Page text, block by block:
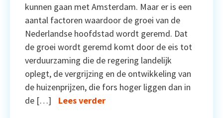
kunnen gaan met Amsterdam. Maar er is een
aantal factoren waardoor de groei van de
Nederlandse hoofdstad wordt geremd. Dat
de groei wordt geremd komt door de eis tot
verduurzaming die de regering landelijk
oplegt, de vergrijzing en de ontwikkeling van
de huizenprijzen, die fors hoger liggen dan in
de […]
Lees verder